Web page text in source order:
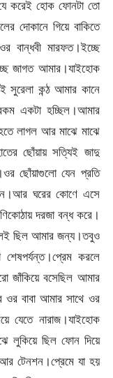
করেই হোক ফোনটা তো
দোকানে গিয়ে বাকিতে
বান্ধবী মারফত।ইচ্ছে
জাগত আমার।যাইহোক
সুরেলা কন্ঠ আমার কানে
একটা হচ্ছিল।আমার
লাগল আর মাঝে মাঝে
ছোঁয়ায় সত্যিই জাদু
ছোঁয়াগুলো যেন প্রতি
ঘরের কোণে এসে
দরজা বন্ধ করে।
ছিল আমার জন্য।তবুও
শেষপর্যন্ত।প্রেম করলে
জাঁকিয়ে বসেছিল আমার
ওর বাবা আমার সাথে ওর
যেতে নারাজ।যাইহোক
লুকিয়ে ছিল ফোন দিয়ে
আর টেনশন।প্রেমে যা হয়